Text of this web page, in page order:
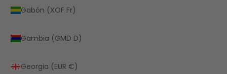
Gabón (XOF Fr)
Gambia (GMD D)
Georgia (EUR €)